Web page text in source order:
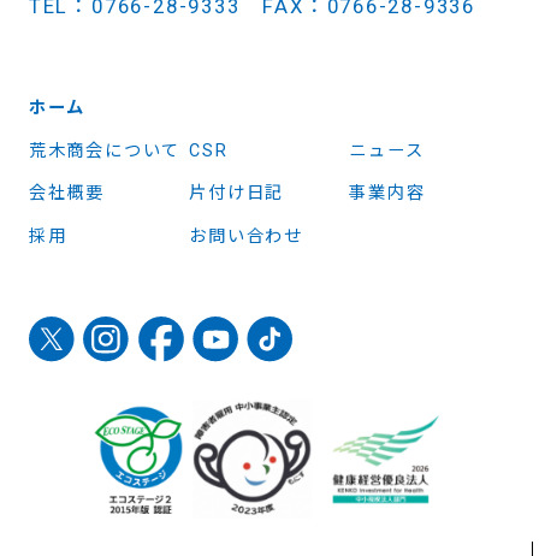
TEL：0766-28-9333 FAX：0766-28-9336
ホーム
荒木商会について CSR ニュース
会社概要 片付け日記 事業内容
採用 お問い合わせ